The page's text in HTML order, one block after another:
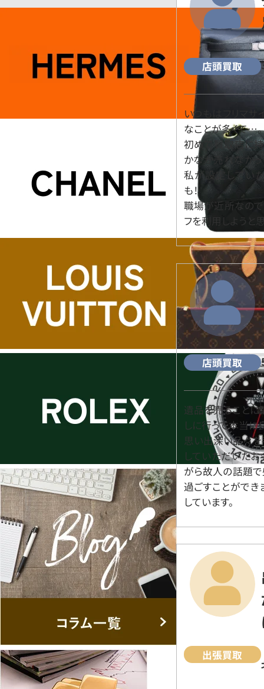
店頭買取
いつもはフリマサ
なことが多くて…。
初めて買取店に持
かなか売れなかっ
私が設定してい
も！
職場が近所なの
フを利用しようと
店頭買取
遺品を売ることに
しに行って本当に
思い出深い品々を
していただいた
がら故人の話題で
過ごすことができ
しています。
出張買取